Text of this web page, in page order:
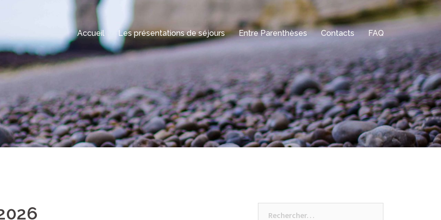
Accueil Les présentations de séjours Entre Parenthèses Contacts FAQ